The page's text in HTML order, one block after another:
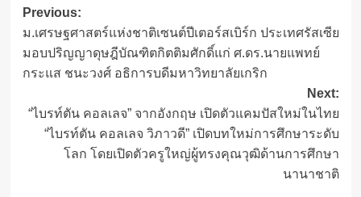
Post
navigation
Previous:
ม.เศรษฐศาสตร์แห่งชาติเซนต์ปีเตอร์สเบิร์ก ประเทศรัสเซีย
มอบปริญญาดุษฎีบัณฑิตกิตติมศักดิ์แก่ ศ.ดร.นายแพทย์
กระแส ชนะวงศ์ อธิการบดีมหาวิทยาลัยเกริก
Next:
“ไบรท์ตัน คอลเลจ” จากอังกฤษ เปิดตัวแคมปัสใหม่ในไทย
“ไบรท์ตัน คอลเลจ วิภาวดี” เปิดบทใหม่การศึกษาระดับ
โลก โดยเปิดตัวครูใหญ่ผู้ทรงคุณวุฒิด้านการศึกษา
นานาชาติ